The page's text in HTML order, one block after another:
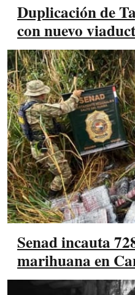
Duplicación de
con nuevo
Senad incauta
marihuana en